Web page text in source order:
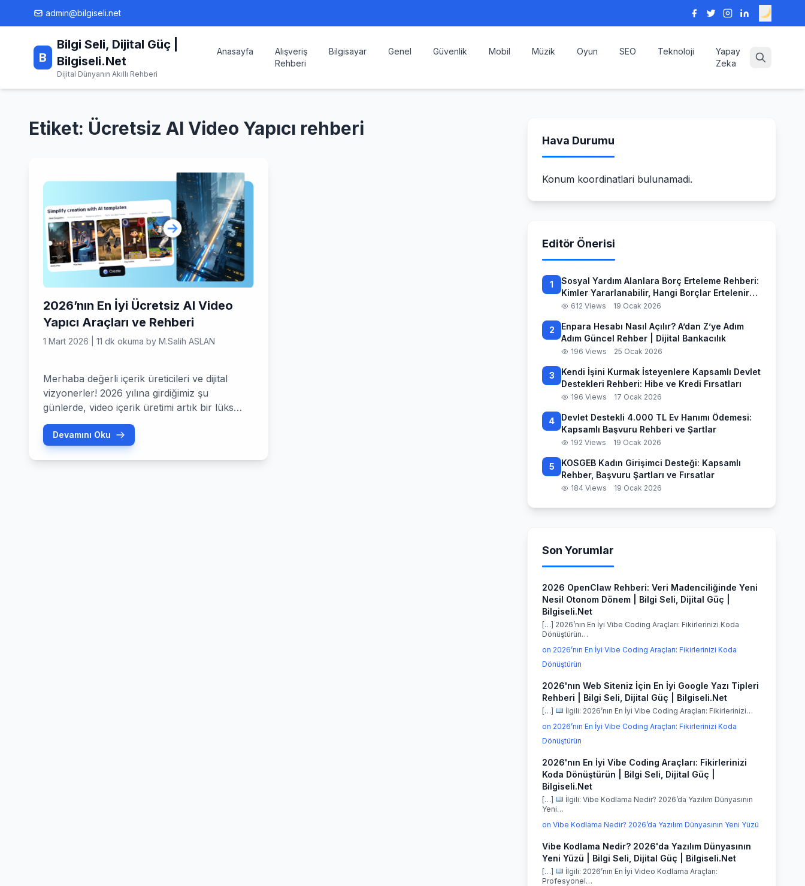
admin@bilgiseli.net
B
Bilgi Seli, Dijital Güç |
Bilgiseli.Net
Dijital Dünyanın Akıllı Rehberi
Anasayfa
Alışveriş
Rehberi
Bilgisayar Genel Güvenlik Mobil Müzik Oyun SEO Teknoloji
Yapay
Zeka
Etiket: Ücretsiz AI Video Yapıcı rehberi
2026’nın En İyi Ücretsiz AI Video
Yapıcı Araçları ve Rehberi
1 Mart 2026 11 dk okuma by M.Salih ASLAN
Merhaba değerli içerik üreticileri ve dijital
vizyonerler! 2026 yılına girdiğimiz şu
günlerde, video içerik üretimi artık bir lüks
değil, dijital varlığınızın temel taşı haline geldi.
Eskiden saatler süren kurgu süreçlerini,
bugün sadece birkaç saniye içinde bir ücretsiz
Devamını Oku
Hava Durumu
Konum koordinatlari bulunamadi.
Editör Önerisi
1
Sosyal Yardım Alanlara Borç Erteleme Rehberi:
Kimler Yararlanabilir, Hangi Borçlar Ertelenir
ve Başvuru Süreci
612 Views 19 Ocak 2026
2
Enpara Hesabı Nasıl Açılır? A’dan Z’ye Adım
Adım Güncel Rehber | Dijital Bankacılık
196 Views 25 Ocak 2026
3
Kendi İşini Kurmak İsteyenlere Kapsamlı Devlet
Destekleri Rehberi: Hibe ve Kredi Fırsatları
196 Views 17 Ocak 2026
4
Devlet Destekli 4.000 TL Ev Hanımı Ödemesi:
Kapsamlı Başvuru Rehberi ve Şartlar
192 Views 19 Ocak 2026
5
KOSGEB Kadın Girişimci Desteği: Kapsamlı
Rehber, Başvuru Şartları ve Fırsatlar
184 Views 19 Ocak 2026
Son Yorumlar
2026 OpenClaw Rehberi: Veri Madenciliğinde Yeni
Nesil Otonom Dönem | Bilgi Seli, Dijital Güç |
Bilgiseli.Net
[…] 2026’nın En İyi Vibe Coding Araçları: Fikirlerinizi Koda
Dönüştürün…
on 2026’nın En İyi Vibe Coding Araçları: Fikirlerinizi Koda
Dönüştürün
2026'nın Web Siteniz İçin En İyi Google Yazı Tipleri
Rehberi | Bilgi Seli, Dijital Güç | Bilgiseli.Net
[…]
İlgili: 2026’nın En İyi Vibe Coding Araçları: Fikirlerinizi…
on 2026’nın En İyi Vibe Coding Araçları: Fikirlerinizi Koda
Dönüştürün
2026'nın En İyi Vibe Coding Araçları: Fikirlerinizi
Koda Dönüştürün | Bilgi Seli, Dijital Güç |
Bilgiseli.Net
[…]
İlgili: Vibe Kodlama Nedir? 2026’da Yazılım Dünyasının
Yeni…
on Vibe Kodlama Nedir? 2026’da Yazılım Dünyasının Yeni Yüzü
Vibe Kodlama Nedir? 2026'da Yazılım Dünyasının
Yeni Yüzü | Bilgi Seli, Dijital Güç | Bilgiseli.Net
[…]
İlgili: 2026’nın En İyi Video Kodlama Araçları:
Profesyonel…